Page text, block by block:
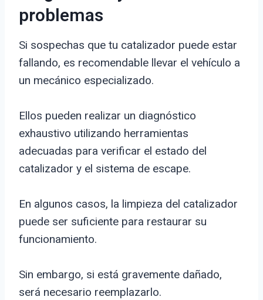
problemas
Si sospechas que tu catalizador puede estar
fallando, es recomendable llevar el vehículo a
un mecánico especializado.
Ellos pueden realizar un diagnóstico
exhaustivo utilizando herramientas
adecuadas para verificar el estado del
catalizador y el sistema de escape.
En algunos casos, la limpieza del catalizador
puede ser suficiente para restaurar su
funcionamiento.
Sin embargo, si está gravemente dañado,
será necesario reemplazarlo.